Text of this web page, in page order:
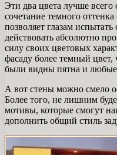
Эти два цвета лучше всего
сочетание темного
позволяет глазам
действовать абсолютно
силу своих цветовых
фасаду более темный
были видны пятна и любые
А вот стены можно смело
Более того, не лишним
мотивы, которые смогут
дополнить общий стиль